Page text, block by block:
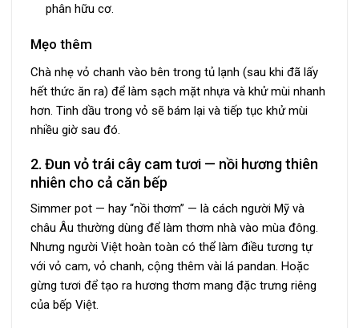
phân hữu cơ.
Mẹo thêm
Chà nhẹ vỏ chanh vào bên trong tủ lạnh (sau khi đã lấy
hết thức ăn ra) để làm sạch mặt nhựa và khử mùi nhanh
hơn. Tinh dầu trong vỏ sẽ bám lại và tiếp tục khử mùi
nhiều giờ sau đó.
2. Đun vỏ trái cây cam tươi — nồi hương thiên
nhiên cho cả căn bếp
Simmer pot — hay “nồi thơm” — là cách người Mỹ và
châu Âu thường dùng để làm thơm nhà vào mùa đông.
Nhưng người Việt hoàn toàn có thể làm điều tương tự
với vỏ cam, vỏ chanh, cộng thêm vài lá pandan. Hoặc
gừng tươi để tạo ra hương thơm mang đặc trưng riêng
của bếp Việt.